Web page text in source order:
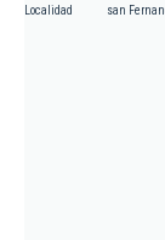
Localidad san